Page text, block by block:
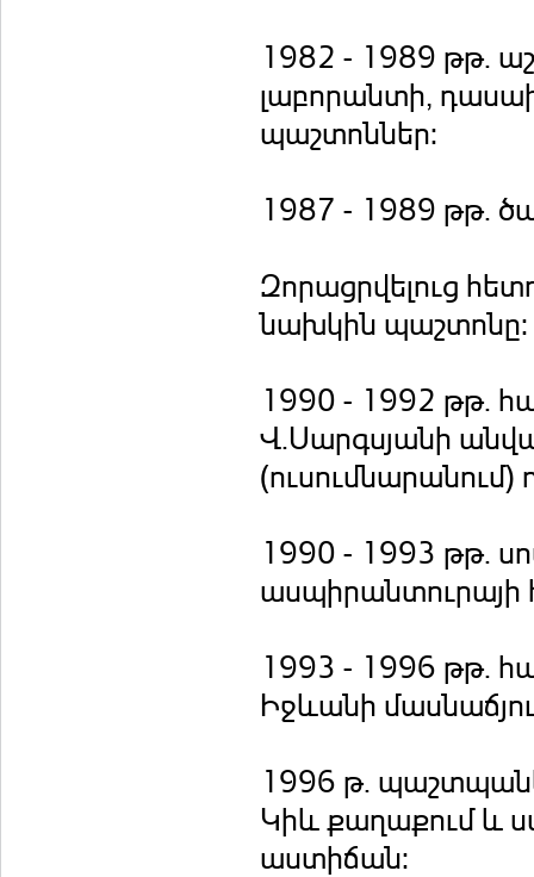
1982 - 1989 թթ.
լաբորանտի,
պաշտոններ:
1987 - 1989 թթ.
Զորացրվելուց
նախկին պաշտոնը:
1990 - 1992 թթ.
Վ.Սարգսյանի
1990 - 1993 թթ.
ասպիրանտուրայի
1993 - 1996 թթ.
Իջևանի
1996 թ.
Կիև քաղաքում և
աստիճան: